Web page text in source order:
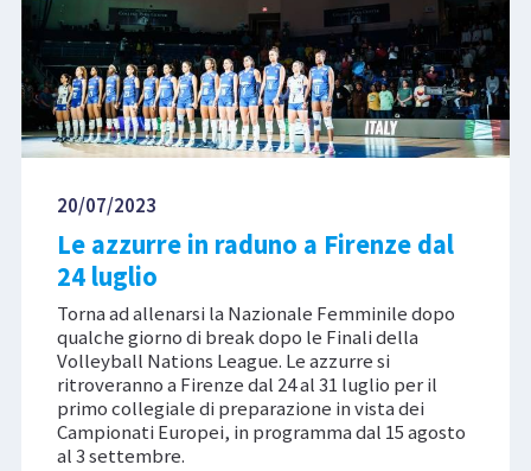
20/07/2023
Le azzurre in raduno a Firenze dal
24 luglio
Torna ad allenarsi la Nazionale Femminile dopo
qualche giorno di break dopo le Finali della
Volleyball Nations League. Le azzurre si
ritroveranno a Firenze dal 24 al 31 luglio per il
primo collegiale di preparazione in vista dei
Campionati Europei, in programma dal 15 agosto
al 3 settembre.